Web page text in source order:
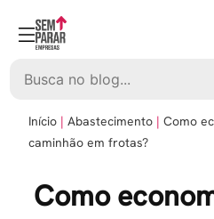
content
Início Abastecimento
Como
caminhão em frotas?
Como